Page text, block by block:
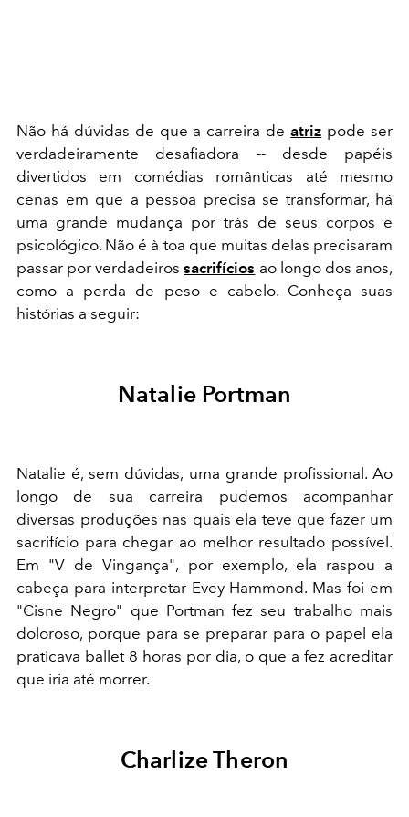
Não há dúvidas de que a carreira deatriz pode ser
verdadeiramente desafiadora -- desde papéis
divertidos em comédias românticas até mesmo
cenas em que a pessoa precisa se transformar, há
uma grande mudança por trás de seus corpos e
psicológico. Não é à toa que muitas delas precisaram
passar por verdadeirossacrifícios ao longo dos anos,
como a perda de peso e cabelo. Conheça suas
histórias a seguir:
Natalie Portman
Natalie é, sem dúvidas, uma grande profissional. Ao
longo de sua carreira pudemos acompanhar
diversas produções nas quais ela teve que fazer um
sacrifício para chegar ao melhor resultado possível.
Em "V de Vingança", por exemplo, ela raspou a
cabeça para interpretar Evey Hammond. Mas foi em
"Cisne Negro" que Portman fez seu trabalho mais
doloroso, porque para se preparar para o papel ela
praticava ballet 8 horas por dia, o que a fez acreditar
que iria até morrer.
Charlize Theron